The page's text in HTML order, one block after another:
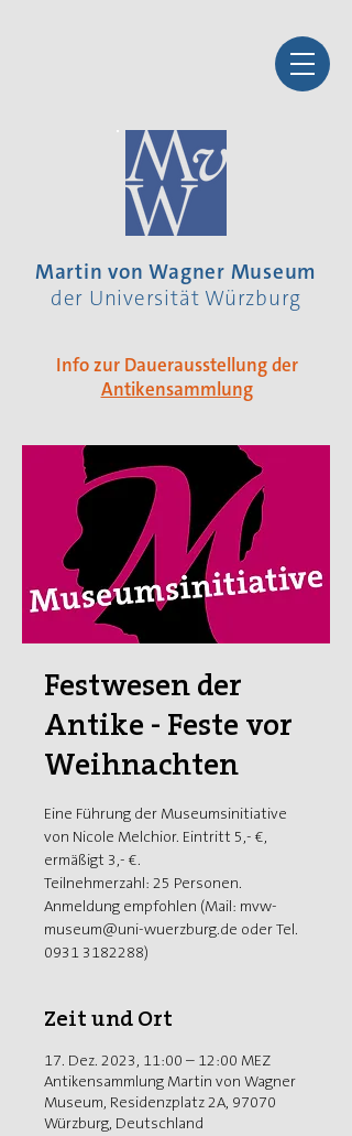
Martin von Wagner Museum
der Universität Würzburg
Info zur Dauerausstellung der
Antikensammlung
Festwesen der
Antike - Feste vor
Weihnachten
Eine Führung der Museumsinitiative
von Nicole Melchior. Eintritt 5,- €,
ermäßigt 3,- €.
Teilnehmerzahl: 25 Personen.
Anmeldung empfohlen (Mail: mvw-
museum@uni-wuerzburg.de oder Tel.
0931 3182288)
Zeit und Ort
17. Dez. 2023, 11:00 – 12:00 MEZ
Antikensammlung Martin von Wagner
Museum, Residenzplatz 2A, 97070
Würzburg, Deutschland